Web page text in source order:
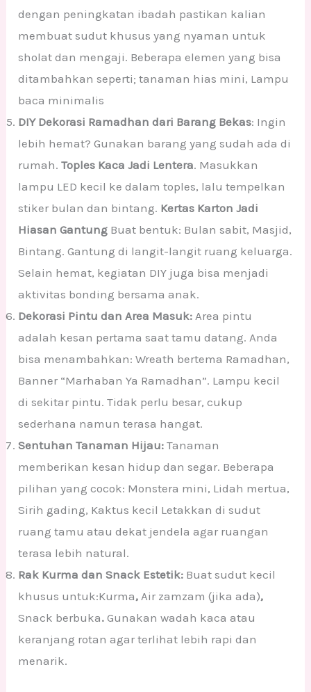
dengan peningkatan ibadah pastikan kalian
membuat sudut khusus yang nyaman untuk
sholat dan mengaji. Beberapa elemen yang bisa
ditambahkan seperti; tanaman hias mini, Lampu
baca minimalis
DIY Dekorasi Ramadhan dari Barang Bekas: Ingin
lebih hemat? Gunakan barang yang sudah ada di
rumah.Toples Kaca Jadi Lentera. Masukkan
lampu LED kecil ke dalam toples, lalu tempelkan
stiker bulan dan bintang. Kertas Karton Jadi
Hiasan Gantung Buat bentuk: Bulan sabit, Masjid,
Bintang. Gantung di langit-langit ruang keluarga.
Selain hemat, kegiatan DIY juga bisa menjadi
aktivitas bonding bersama anak.
Dekorasi Pintu dan Area Masuk: Area pintu
adalah kesan pertama saat tamu datang. Anda
bisa menambahkan: Wreath bertema Ramadhan,
Banner “Marhaban Ya Ramadhan”. Lampu kecil
di sekitar pintu. Tidak perlu besar, cukup
sederhana namun terasa hangat.
Sentuhan Tanaman Hijau:Tanaman
memberikan kesan hidup dan segar. Beberapa
pilihan yang cocok: Monstera mini, Lidah mertua,
Sirih gading, Kaktus kecil Letakkan di sudut
ruang tamu atau dekat jendela agar ruangan
terasa lebih natural.
Rak Kurma dan Snack Estetik: Buat sudut kecil
khusus untuk:Kurma, Air zamzam (jika ada),
Snack berbuka.Gunakan wadah kaca atau
keranjang rotan agar terlihat lebih rapi dan
menarik.